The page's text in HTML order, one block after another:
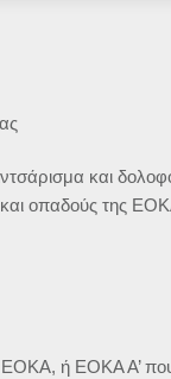
και
οπαδούς της
ΕΟΚΑ, ή ΕΟΚΑ Α’